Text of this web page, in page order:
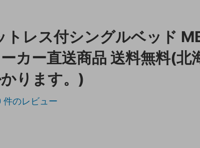
ライト・照明
トレス付シングルベッド
カー直送商品 送料無料(北
ります。)
件のレビュー